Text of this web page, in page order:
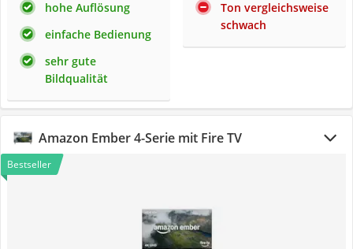
hohe Auflösung
einfache Bedienung
sehr gute
Bildqualität
Ton vergleichsweise
schwach
Amazon Ember 4-Serie mit Fire TV
Bestseller